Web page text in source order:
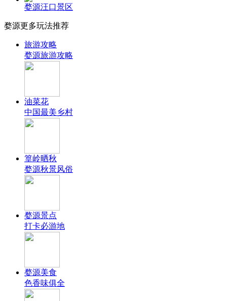
婺源汪口景区
婺源更多玩法推荐
旅游攻略
婺源旅游攻略
油菜花
中国最美乡村
篁岭晒秋
婺源秋景风俗
婺源景点
打卡必游地
婺源美食
色香味俱全